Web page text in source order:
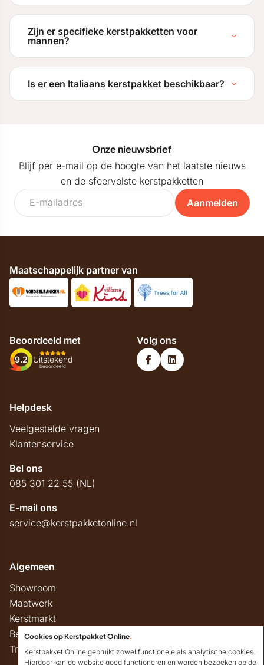
Zijn er specifieke kerstpakketten voor
mannen?
Is er een Italiaans kerstpakket beschikbaar?
Onze nieuwsbrief
Blijf per e-mail op de hoogte van het laatste nieuws
en de sfeervolste kerstpakketten
Aanmelden
Maatschappelijk partner van
Beoordeeld met
9.2 Uitstekend
beoordeeld
Volg ons
Helpdesk
Veelgestelde vragen
Klantenservice
Bel ons
085 301 22 55 (NL)
E-mail ons
service@kerstpakketonline.nl
Algemeen
Showroom
Maatwerk
Kerstmarkt
Belastingregels
Track & Trace
Cookies op Kerstpakket Online.
Kerstpakket Online gebruikt zowel functionele als analytische cookies.
Hierdoor kan de website goed functioneren en worden bezoeken op de